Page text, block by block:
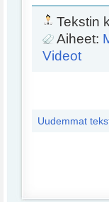
Tekstin
Aiheet:
Videot
Uudemmat